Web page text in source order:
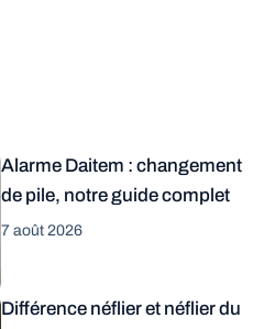
Alarme Daitem : changement
de pile, notre guide complet
7 août 2026
Différence néflier et néflier du